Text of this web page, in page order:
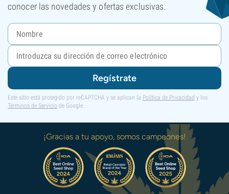
conocer las novedades y ofertas exclusivas.
Regístrate
Este sitio está protegido por reCAPTCHA y se aplican la Política de Privacidad y los
Términos de Servicio de Google.
¡Gracias a tu apoyo, somos campeones!